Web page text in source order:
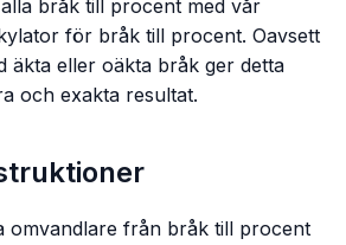
bråk till procent med vår
för bråk till procent. Oavsett
äkta eller oäkta bråk ger detta
och exakta resultat.
omvandlare från bråk till procent